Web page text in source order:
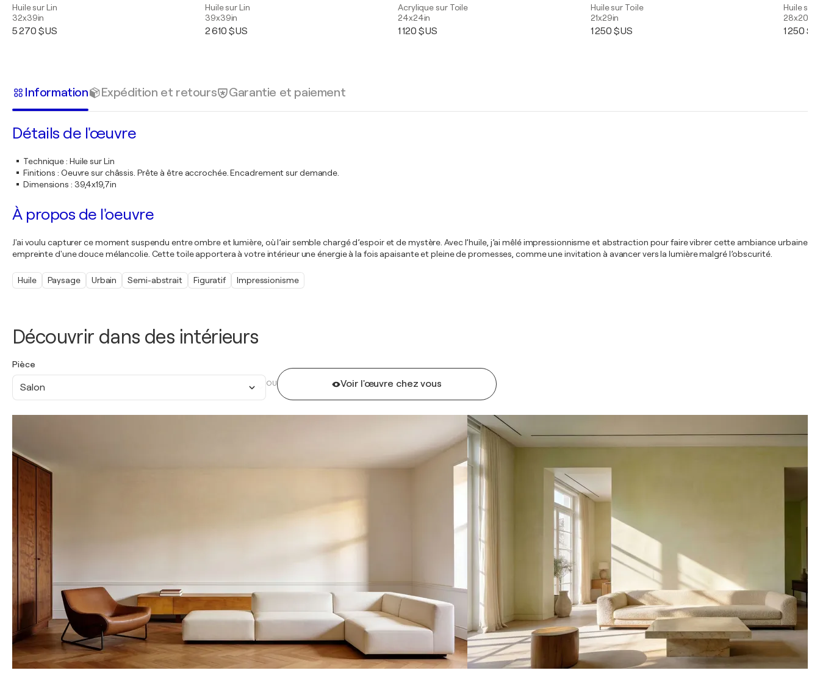
Découvrir dans des intérieurs
Pièce
Salon OU Voir l'œuvre chez vous
Huile sur Lin
32x39in
5 270 $US
Huile sur Lin
39x39in
2 610 $US
Acrylique sur Toile
24x24in
1 120 $US
Huile sur Toile
21x29in
1 250 $US
Huile sur
28x20in
1 250
Information Expédition et retours Garantie et paiement
Détails de l'œuvre
Technique: Huile sur Lin
Finitions : Oeuvre sur châssis. Prête à être accrochée. Encadrement sur demande.
Dimensions : 39,4x19,7in
À propos de l'oeuvre
J'ai voulu capturer ce moment suspendu entre ombre et lumière, où l’air semble chargé d’espoir et de mystère. Avec l’huile, j’ai mêlé impressionnisme et abstraction pour faire vibrer cette ambiance urbaine
empreinte d'une douce mélancolie. Cette toile apportera à votre intérieur une énergie à la fois apaisante et pleine de promesses, comme une invitation à avancer vers la lumière malgré l’obscurité.
Huile Paysage Urbain Semi-abstrait Figuratif Impressionisme